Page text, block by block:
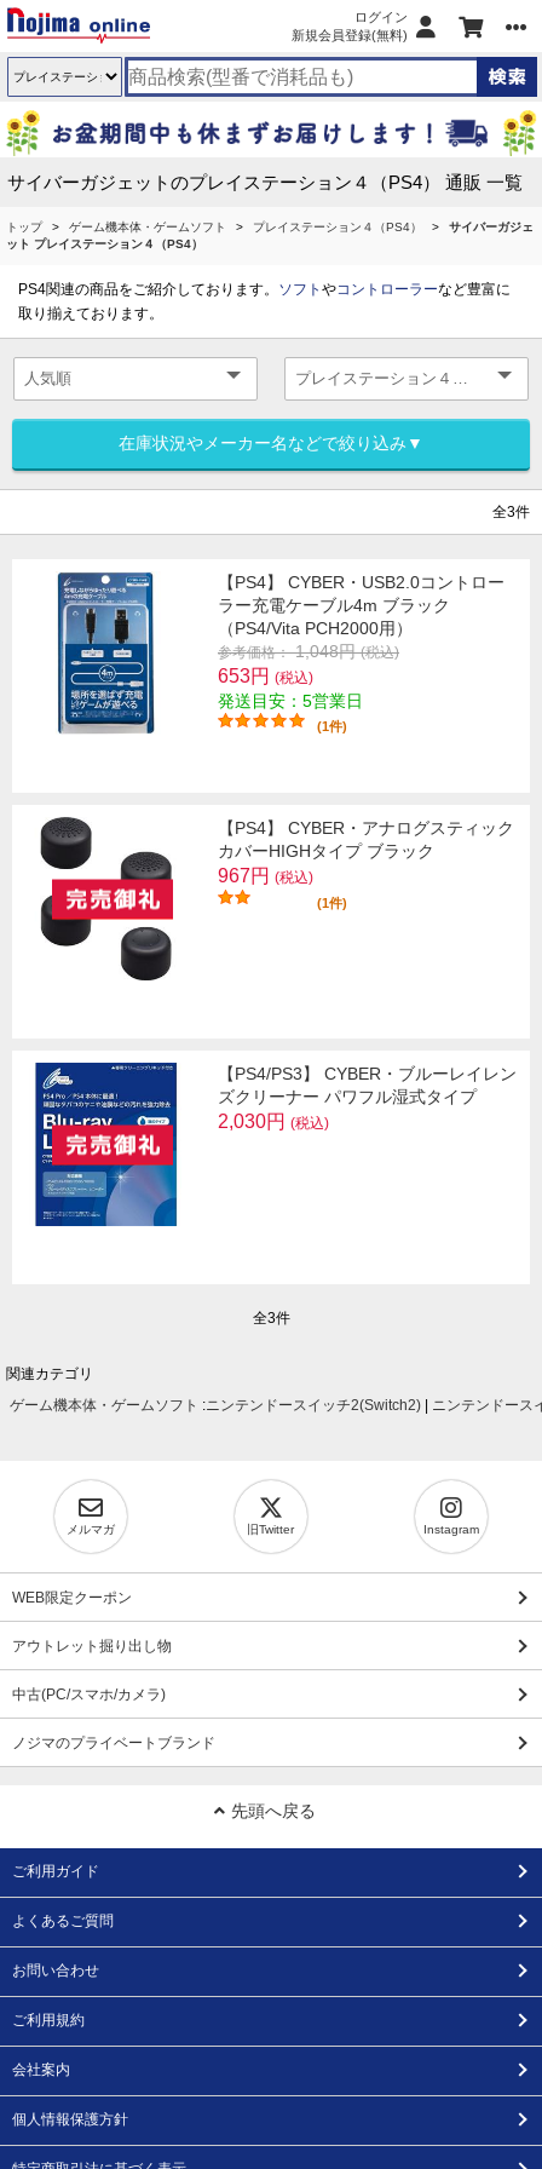
ログイン
新規会員登録(無料)
サイバーガジェットのプレイステーション４（PS4） 通販 一覧
トップ ゲーム機本体・ゲームソフト プレイステーション４（PS4）
サイバーガジェ
ット プレイステーション４（PS4）
PS4関連の商品をご紹介しております。 ソフト やコントローラーなど豊富に
取り揃えております。
在庫状況やメーカー名などで絞り込み▼
全3件
【PS4】 CYBER・USB2.0コントロー
ラー充電ケーブル4m ブラック
（PS4/Vita PCH2000用）
参考価格： 1,048円(税込)
653円 (税込)
発送目安：5営業日
(1件)
【PS4】 CYBER・アナログスティック
カバーHIGHタイプ ブラック
967円 (税込)
(1件)
【PS4/PS3】 CYBER・ブルーレイレン
ズクリーナー パワフル湿式タイプ
2,030円 (税込)
全3件
関連カテゴリ
ゲーム機本体・ゲームソフト :ニンテンドースイッチ2(Switch2) ニンテンドース
メルマガ 旧Twitter Instagram
WEB限定クーポン
アウトレット掘り出し物
中古(PC/スマホ/カメラ)
ノジマのプライベートブランド
先頭へ戻る
ご利用ガイド
よくあるご質問
お問い合わせ
ご利用規約
会社案内
個人情報保護方針